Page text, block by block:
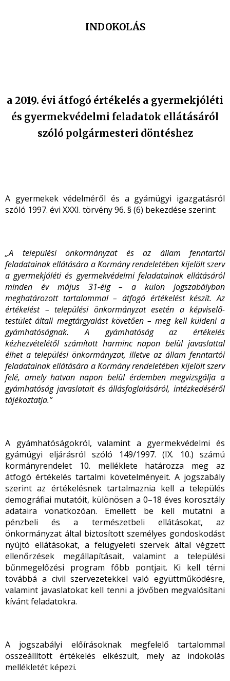
INDOKOLÁS
a 2019. évi átfogó értékelés a gyermekjóléti
és gyermekvédelmi feladatok ellátásáról
szóló polgármesteri döntéshez
A gyermekek védelméről és a gyámügyi igazgatásról
szóló 1997. évi XXXI. törvény 96. § (6) bekezdése szerint:
„A települési önkormányzat és az állam fenntartói
feladatainak ellátására a Kormány rendeletében kijelölt szerv
a gyermekjóléti és gyermekvédelmi feladatainak ellátásáról
minden év május 31-éig – a külön jogszabályban
meghatározott tartalommal – átfogó értékelést készít. Az
értékelést – települési önkormányzat esetén a képviselő-
testület általi megtárgyalást követően – meg kell küldeni a
gyámhatóságnak. A gyámhatóság az értékelés
kézhezvételétől számított harminc napon belül javaslattal
élhet a települési önkormányzat, illetve az állam fenntartói
feladatainak ellátására a Kormány rendeletében kijelölt szerv
felé, amely hatvan napon belül érdemben megvizsgálja a
gyámhatóság javaslatait és állásfoglalásáról, intézkedéséről
tájékoztatja.”
A gyámhatóságokról, valamint a gyermekvédelmi és
gyámügyi eljárásról szóló 149/1997. (IX. 10.) számú
kormányrendelet 10. melléklete határozza meg az
átfogó értékelés tartalmi követelményeit. A jogszabály
szerint az értékelésnek tartalmaznia kell a település
demográfiai mutatóit, különösen a 0–18 éves korosztály
adataira vonatkozóan. Emellett be kell mutatni a
pénzbeli és a természetbeli ellátásokat, az
önkormányzat által biztosított személyes gondoskodást
nyújtó ellátásokat, a felügyeleti szervek által végzett
ellenőrzések megállapításait, valamint a települési
bűnmegelőzési program főbb pontjait. Ki kell térni
továbbá a civil szervezetekkel való együttműködésre,
valamint javaslatokat kell tenni a jövőben megvalósítani
kívánt feladatokra.
A jogszabályi előírásoknak megfelelő tartalommal
összeállított értékelés elkészült, mely az indokolás
mellékletét képezi.